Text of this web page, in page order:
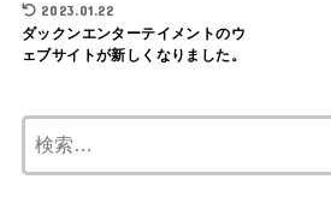
2023.01.22
ダックンエンターテイメントのウ
ェブサイトが新しくなりました。
索: